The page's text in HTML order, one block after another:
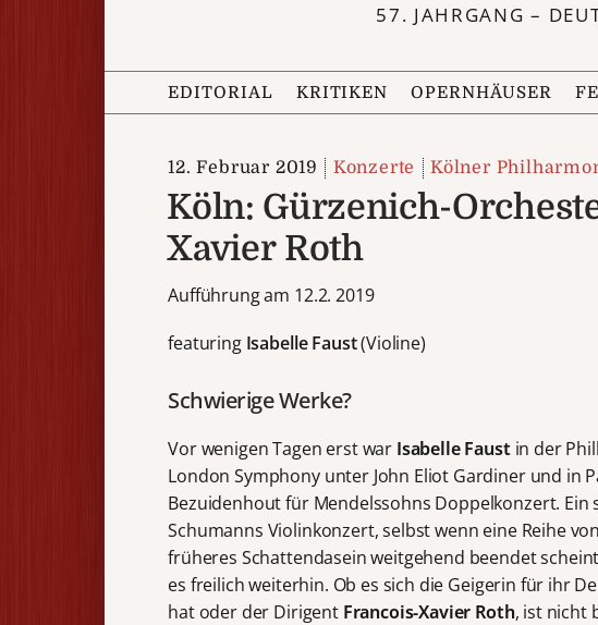
57. JAHRGANG –
EDITORIAL KRITIKEN OPERNHÄUSER
12. Februar 2019 Konzerte Kölner
Köln: Gürzenich-
Xavier Roth
Aufführung am 12.2. 2019
featuring Isabelle Faust(Violine)
Schwierige Werke?
Vor wenigen Tagen erst war Isabelle Faustin der
London Symphony unter John Eliot Gardiner und in
Bezuidenhout für Mendelssohns Doppelkonzert. Ein
Schumanns Violinkonzert, selbst wenn eine Reihe
früheres Schattendasein weitgehend beendet
es freilich weiterhin. Ob es sich die Geigerin für ihr
hat oder der Dirigent Francois-Xavier Roth, ist nicht